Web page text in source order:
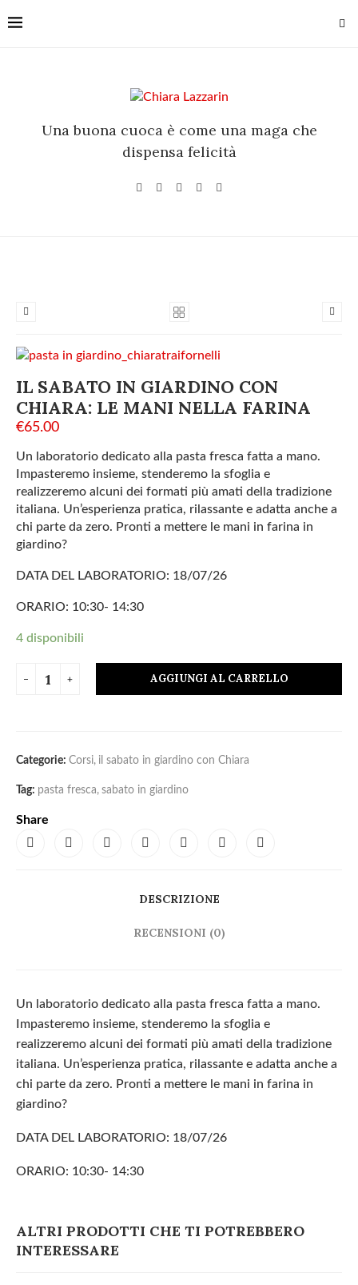
Una buona cuoca è come una maga che
dispensa felicità
IL SABATO IN GIARDINO CON
CHIARA: LE MANI NELLA FARINA
€65.00
Un laboratorio dedicato alla pasta fresca fatta a mano.
Impasteremo insieme, stenderemo la sfoglia e
realizzeremo alcuni dei formati più amati della tradizione
italiana. Un’esperienza pratica, rilassante e adatta anche a
chi parte da zero. Pronti a mettere le mani in farina in
giardino?
DATA DEL LABORATORIO: 18/07/26
ORARIO: 10:30- 14:30
4 disponibili
AGGIUNGI AL CARRELLO
Categorie: Corsi, il sabato in giardino con Chiara
Tag: pasta fresca, sabato in giardino
Share
DESCRIZIONE
RECENSIONI (0)
Un laboratorio dedicato alla pasta fresca fatta a mano.
Impasteremo insieme, stenderemo la sfoglia e
realizzeremo alcuni dei formati più amati della tradizione
italiana. Un’esperienza pratica, rilassante e adatta anche a
chi parte da zero. Pronti a mettere le mani in farina in
giardino?
DATA DEL LABORATORIO: 18/07/26
ORARIO: 10:30- 14:30
ALTRI PRODOTTI CHE TI POTREBBERO
INTERESSARE
public_html/wp-